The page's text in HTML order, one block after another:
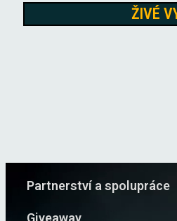
ŽIVÉ
Partnerství a spolupráce
Giveaway